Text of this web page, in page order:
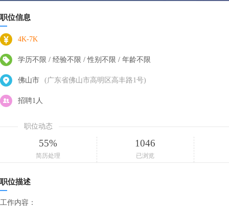
职位信息
4K-7K
学历不限 / 经验不限 / 性别不限 / 年龄不限
佛山市 (广东省佛山市高明区高丰路1号)
招聘1人
职位动态
55%
简历处理
1046
已浏览
职位描述
工作内容：